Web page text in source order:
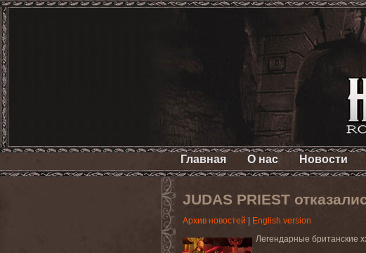
Главная О нас Новости
JUDAS PRIEST
Архив новостей
English version
Легендарные британские